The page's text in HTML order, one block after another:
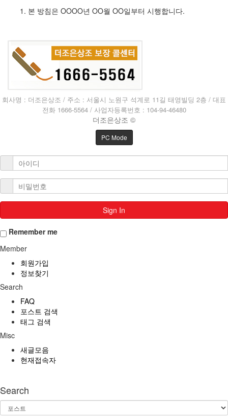
본 방침은 OOOO년 OO월 OO일부터 시행합니다.
회사명 : 더조은상조 / 주소 : 서울시 노원구 석계로 11길 태영빌딩 2층 / 대표
전화 1666-5564 / 사업자등록번호 : 104-94-46480
더조은상조 ©
PC Mode
Sign In
Remember me
Member
회원가입
정보찾기
Search
FAQ
포스트 검색
태그 검색
Misc
새글모음
현재접속자
Search